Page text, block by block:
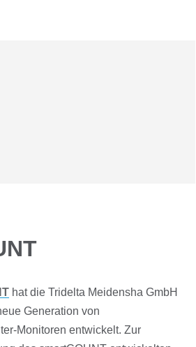
hat die Tridelta Meidensha GmbH
Generation von
Monitoren entwickelt. Zur